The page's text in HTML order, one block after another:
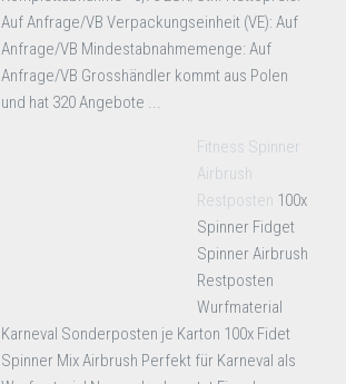
Auf Anfrage/VB Verpackungseinheit (VE): Auf
Anfrage/VB Mindestabnahmemenge: Auf
Anfrage/VB Grosshändler kommt aus Polen
und hat 320 Angebote ...
Fitness Spinner
Airbrush
Restposten 100x
Spinner Fidget
Spinner Airbrush
Restposten
Wurfmaterial
Karneval Sonderposten je Karton 100x Fidet
Spinner Mix Airbrush Perfekt für Karneval als